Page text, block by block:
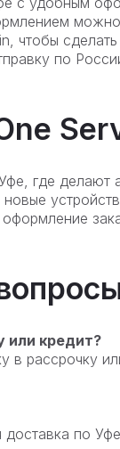
чтобы
по
где
новые
или кредит?
рассрочку
по